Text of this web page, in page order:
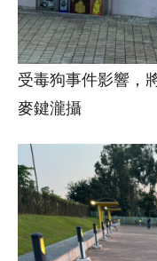
受毒狗事件影響，
麥鍵瀧攝